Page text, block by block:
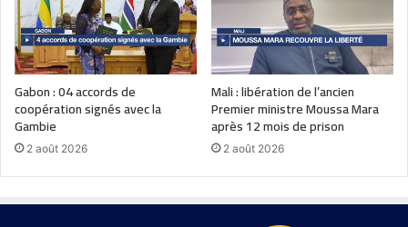
Gabon : 04 accords de
coopération signés avec la
Gambie
2 août 2026
Mali : libération de l’ancien
Premier ministre Moussa Mara
après 12 mois de prison
2 août 2026